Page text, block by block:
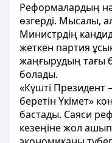
Реформалардың
өзгерді. Мысалы,
Министрдің
жеткен партия
жаңғырудың тағы
болады.
«Күшті Президент
беретін Үкімет»
бастады. Саяси
кезеңіне жол